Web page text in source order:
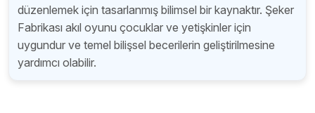
düzenlemek için tasarlanmış bilimsel bir kaynaktır. Şeker
Fabrikası akıl oyunu çocuklar ve yetişkinler için
uygundur ve temel bilişsel becerilerin geliştirilmesine
yardımcı olabilir.